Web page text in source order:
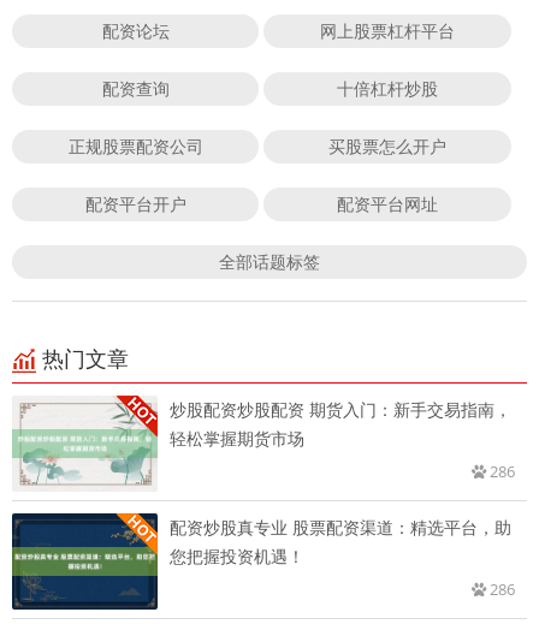
配资论坛 网上股票杠杆平台
配资查询 十倍杠杆炒股
正规股票配资公司 买股票怎么开户
配资平台开户 配资平台网址
全部话题标签
热门文章
炒股配资炒股配资 期货入门：新手交易指南，
轻松掌握期货市场
286
配资炒股真专业 股票配资渠道：精选平台，助
您把握投资机遇！
286